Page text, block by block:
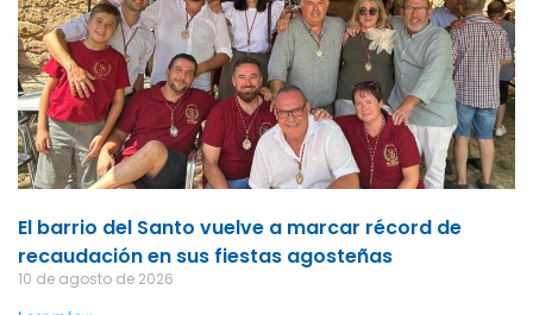
El barrio del Santo vuelve a marcar récord de
recaudación en sus fiestas agosteñas
10 de agosto de 2026